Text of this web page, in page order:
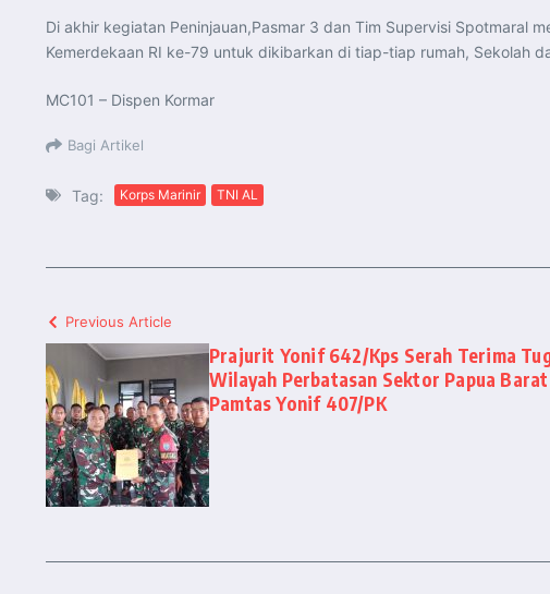
Di akhir kegiatan Peninjauan,Pasmar 3 dan Tim Supervisi Spotmaral
Kemerdekaan RI ke-79 untuk dikibarkan di tiap-tiap rumah, Sekolah
MC101 – Dispen Kormar
Bagi Artikel
Tag: Korps Marinir TNI AL
Previous Article
Prajurit Yonif 642/Kps Serah Terima
Wilayah Perbatasan Sektor Papua
Pamtas Yonif 407/PK